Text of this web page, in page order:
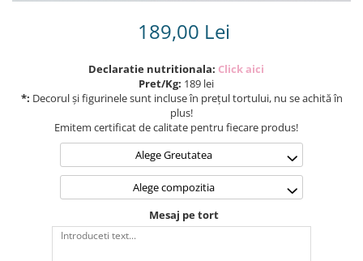
189,00 Lei
Declaratie nutritionala: Click aici
Pret/Kg: 189 lei
*: Decorul și figurinele sunt incluse în prețul tortului, nu se achită în
plus!
Emitem certificat de calitate pentru fiecare produs!
Alege Greutatea
Alege compozitia
Mesaj pe tort